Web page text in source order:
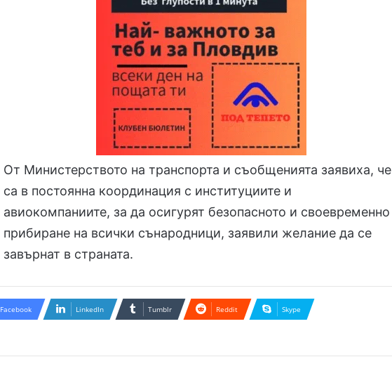
От Министерството на транспорта и съобщенията заявиха, че
са в постоянна координация с институциите и
авиокомпаниите, за да осигурят безопасното и своевременно
прибиране на всички сънародници, заявили желание да се
завърнат в страната.
Facebook LinkedIn Tumblr Reddit Skype